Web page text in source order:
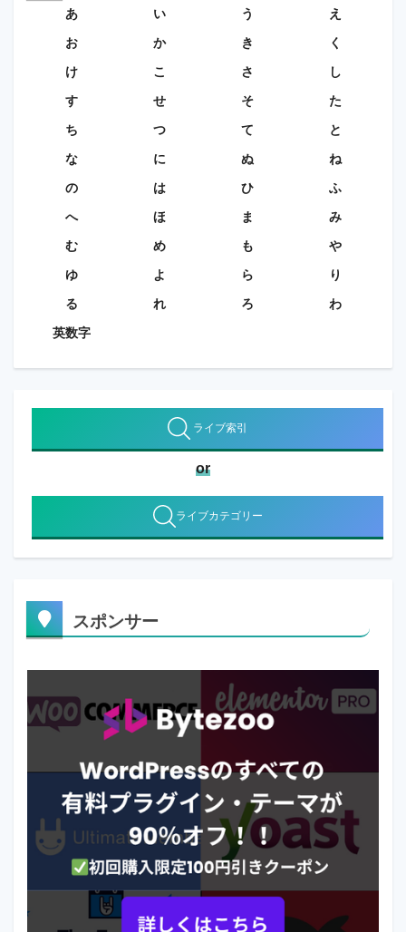
あ い う
え
お
か き
く
け
こ さ
し
す
せ そ
た
ち
つ て
と
な
に ぬ
ね
の
は ひ
ふ
へ
ほ ま
み
む
め も
や
ゆ
よ ら
り
る
れ ろ
わ
英数字
ライブ索引
or
ライブカテゴリー
スポンサー